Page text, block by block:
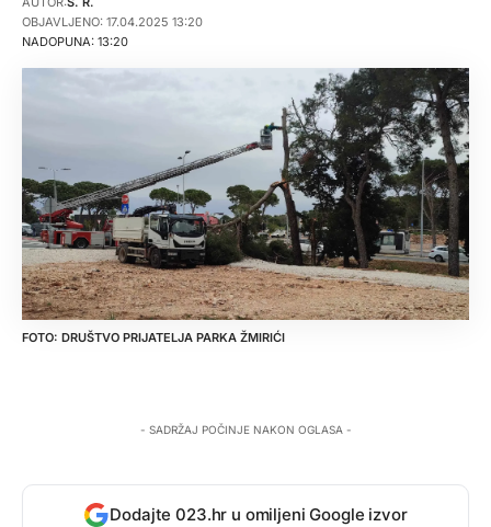
NADOPUNA: 13:20
OBJAVLJENO: 17.04.2025 13:20
DRUŠTVO PRIJATELJA PARKA ŽMIRIĆI
- SADRŽAJ POČINJE NAKON OGLASA -
Dodajte 023.hr u omiljeni Google izvor